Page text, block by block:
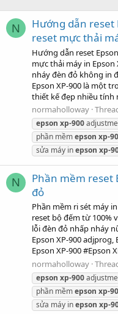
N
Hướng dẫn reset
reset mực thải
Hướng dẫn reset
mực thải máy in Epson
nháy đèn đỏ không in
Epson XP-900 là một
thiết kế đẹp nhiều tính
normaholloway
epson xp-900
phần mềmepson xp-
sửa máy inepson xp-
N
Phần mềm reset
đỏ
Phần mềm ri sét máy
reset bộ đếm từ 100%
lỗi đèn đỏ nhấp nháy
Epson XP-900 adjprog,
Epson XP-900 #Epson
normaholloway
epson xp-900
phần mềmepson xp-
sửa máy inepson xp-